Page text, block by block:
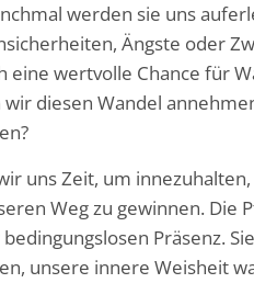
werden sie uns
Ängste oder
eine wertvolle Chance für
diesen Wandel
uns Zeit, um
Weg zu gewinnen. Die
Präsenz.
unsere innere Weisheit